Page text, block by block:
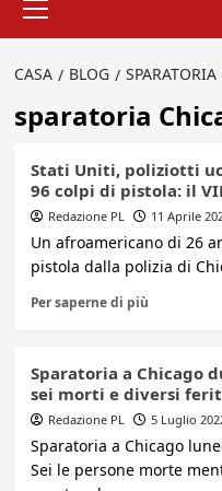
principale
CASA BLOG
sparatoria
Stati Uniti, poliziotti
96 colpi di pistola: il
Redazione PL 11 Aprile
Un afroamericano di 26
pistola dalla polizia di
Per saperne di più
Sparatoria a Chicago
sei morti e diversi
Redazione PL 5 Luglio
Sparatoria a Chicago
Sei le persone morte